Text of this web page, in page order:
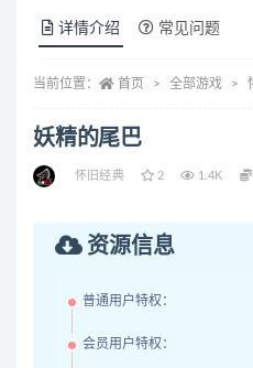
详情介绍 常见问题
当前位置： 首页 全部游戏
妖精的尾巴
怀旧经典 2 1.4K
资源信息
普通用户特权：
会员用户特权：